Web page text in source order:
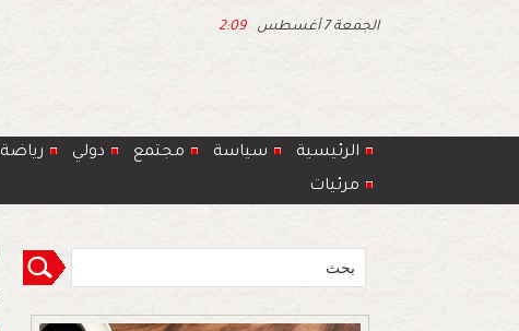
الجمعة 7 أغسطس 2:09
الرئيسية سياسة مجتمع دولي رياضة
مرئيات